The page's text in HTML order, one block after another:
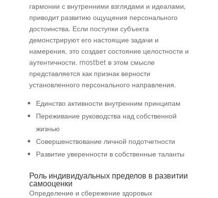
гармонии с внутренними взглядами и идеалами,
приводит развитию ощущения персонального
достоинства. Если поступки субъекта
демонстрируют его настоящие задачи и
намерения, это создает состояние целостности и
аутентичности. mostbet в этом смысле
представляется как признак верности
установленного персонального направления.
Единство активности внутренним принципам
Переживание руководства над собственной
жизнью
Совершенствование личной подотчетности
Развитие уверенности в собственные таланты
Роль индивидуальных пределов в развитии
самооценки
Определение и сбережение здоровых